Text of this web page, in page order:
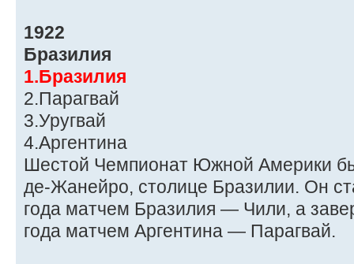
1922
Бразилия
1.Бразилия
2.Парагвай
3.Уругвай
4.Аргентина
Шестой Чемпионат Южной Америки
де-Жанейро, столице Бразилии. Он
года матчем Бразилия — Чили, а
года матчем Аргентина — Парагвай.